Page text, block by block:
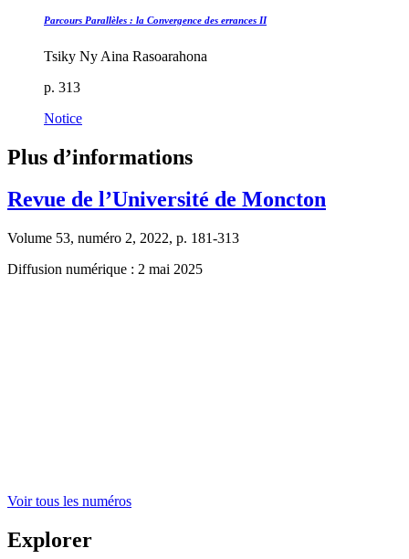
Parcours Parallèles : la Convergence des errances II
Tsiky Ny Aina Rasoarahona
p. 313
Notice
Plus d’informations
Revue de l’Université de Moncton
Volume 53, numéro 2, 2022, p. 181-313
Diffusion numérique : 2 mai 2025
Voir tous les numéros
Explorer